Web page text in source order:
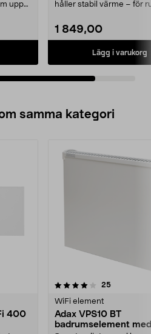
upp
håller stabil värme – för
1 849,00
Lägg i varukorg
samma kategori
400
25recensioner
WiFi element
Adax VPS10 BT
badrumselement med
4.5 av 5 stjärnor